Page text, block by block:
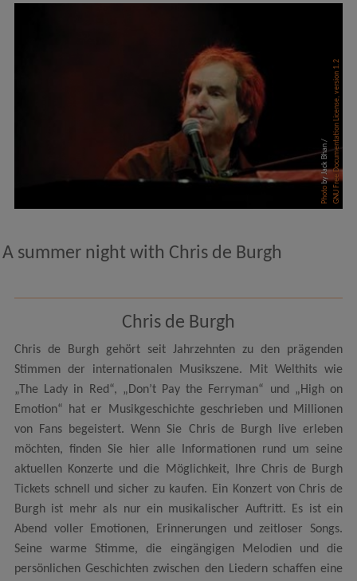
Photo
by Jack Bhan /GNU Free Documentation License, version 1.2
A summer night with Chris de Burgh
Chris de Burgh
Chris de Burgh gehört seit Jahrzehnten zu den prägenden
Stimmen der internationalen Musikszene. Mit Welthits wie
„The Lady in Red“, „Don’t Pay the Ferryman“ und „High on
Emotion“ hat er Musikgeschichte geschrieben und Millionen
von Fans begeistert. Wenn Sie Chris de Burgh live erleben
möchten, finden Sie hier alle Informationen rund um seine
aktuellen Konzerte und die Möglichkeit, Ihre Chris de Burgh
Tickets schnell und sicher zu kaufen. Ein Konzert von Chris de
Burgh ist mehr als nur ein musikalischer Auftritt. Es ist ein
Abend voller Emotionen, Erinnerungen und zeitloser Songs.
Seine warme Stimme, die eingängigen Melodien und die
persönlichen Geschichten zwischen den Liedern schaffen eine